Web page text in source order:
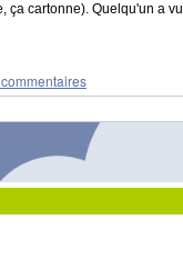
ça cartonne). Quelqu'un a vu